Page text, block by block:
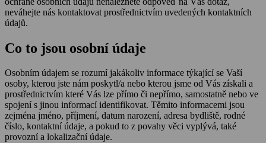
neváhejte nás kontaktovat prostřednictvím uvedených kontaktních
údajů.
Co to jsou osobní údaje
Osobním údajem se rozumí jakákoliv informace týkající se Vaší
osoby, kterou jste nám poskytl/a nebo kterou jsme od Vás získali a
prostřednictvím které Vás lze přímo či nepřímo, samostatně nebo ve
spojení s jinou informací identifikovat. Těmito informacemi jsou
zejména jméno, příjmení, datum narození, adresa bydliště, rodné
číslo, kontaktní údaje, a pokud to z povahy věci vyplývá, také
provozní a lokalizační údaje.